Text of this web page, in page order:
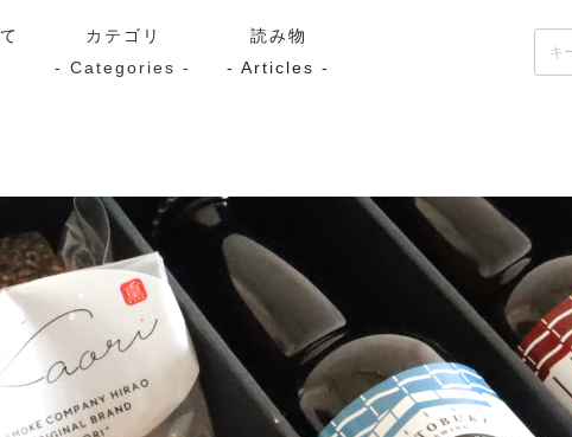
カテゴリ
- Categories -
スモーク
プレミアム
漬け魚
Kaori
Kaoriセレクト
送料無料 サブスク（定期コース・頒布会）
読み物
- Articles -